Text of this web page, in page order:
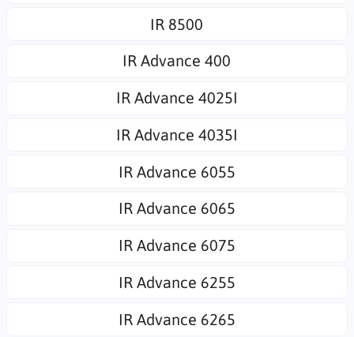
IR 8500
IR Advance 400
IR Advance 4025I
IR Advance 4035I
IR Advance 6055
IR Advance 6065
IR Advance 6075
IR Advance 6255
IR Advance 6265